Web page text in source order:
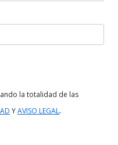
la totalidad de las
YAVISO LEGAL.